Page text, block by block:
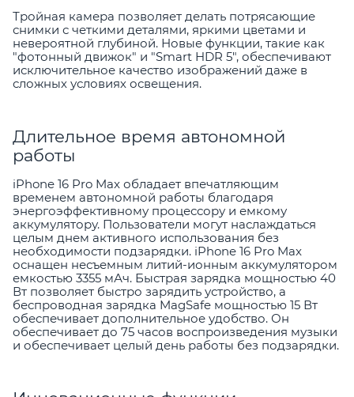
Тройная камера позволяет делать потрясающие
снимки с четкими деталями, яркими цветами и
невероятной глубиной. Новые функции, такие как
"фотонный движок" и "Smart HDR 5", обеспечивают
исключительное качество изображений даже в
сложных условиях освещения.
Длительное время автономной
работы
iPhone 16 Pro Max обладает впечатляющим
временем автономной работы благодаря
энергоэффективному процессору и емкому
аккумулятору. Пользователи могут наслаждаться
целым днем активного использования без
необходимости подзарядки. iPhone 16 Pro Max
оснащен несъемным литий-ионным аккумулятором
емкостью 3355 мАч. Быстрая зарядка мощностью 40
Вт позволяет быстро зарядить устройство, а
беспроводная зарядка MagSafe мощностью 15 Вт
обеспечивает дополнительное удобство. Он
обеспечивает до 75 часов воспроизведения музыки
и обеспечивает целый день работы без подзарядки.